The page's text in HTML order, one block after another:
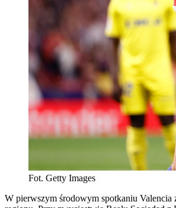
Fot. Getty Images
W pierwszym środowym spotkaniu Valencia